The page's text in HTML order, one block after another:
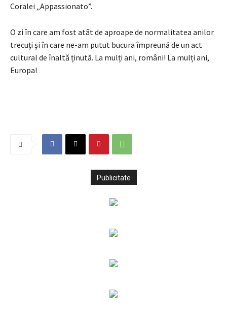
Coralei „Appassionato”.
O zi în care am fost atât de aproape de normalitatea anilor
trecuți și în care ne-am putut bucura împreună de un act
cultural de înaltă ținută. La mulți ani, români! La mulți ani,
Europa!
Publicitate